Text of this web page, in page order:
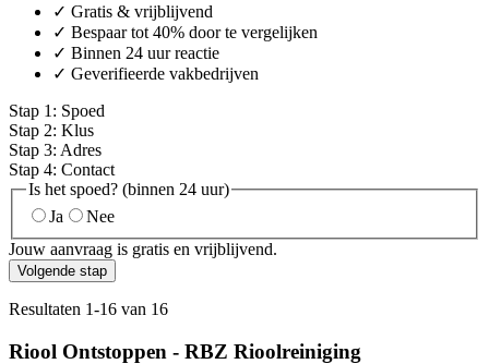
✓ Gratis & vrijblijvend
✓ Bespaar tot 40% door te vergelijken
✓ Binnen 24 uur reactie
✓ Geverifieerde vakbedrijven
Stap 1 : Spoed
Stap 2: Klus
Stap 3: Adres
Stap 4: Contact
Is het spoed? (binnen 24 uur)
Ja
Nee
Jouw aanvraag is gratis en vrijblijvend.
Volgende stap
Resultaten 1-16 van 16
Riool Ontstoppen - RBZ Rioolreiniging